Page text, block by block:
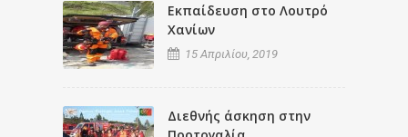
Εκπαίδευση στο Λουτρό
Χανίων
15 Απριλίου, 2019
Διεθνής άσκηση στην